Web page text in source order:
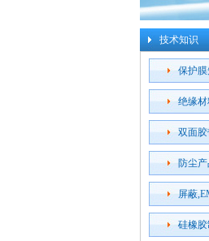
技术知识
保护
绝缘
双面
防尘
屏蔽
硅橡